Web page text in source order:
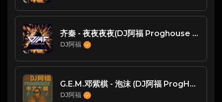
齐秦 - 夜夜夜夜(DJ阿福 Proghouse Mix)
DJ阿福
G.E.M.邓紫棋 - 泡沫 (DJ阿福 ProgHouse Rmx 2024)升级版
DJ阿福